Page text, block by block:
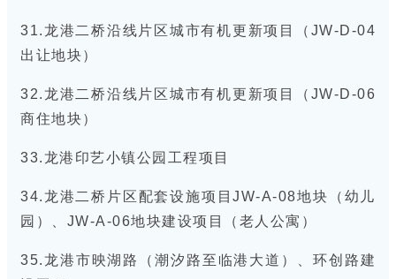
31.龙港二桥沿线片区城市有机更新项目（JW-D-04
出让地块）
32.龙港二桥沿线片区城市有机更新项目（JW-D-06
商住地块）
33.龙港印艺小镇公园工程项目
34.龙港二桥片区配套设施项目JW-A-08地块（幼儿
园）、JW-A-06地块建设项目（老人公寓）
35.龙港市映湖路（潮汐路至临港大道）、环创路建